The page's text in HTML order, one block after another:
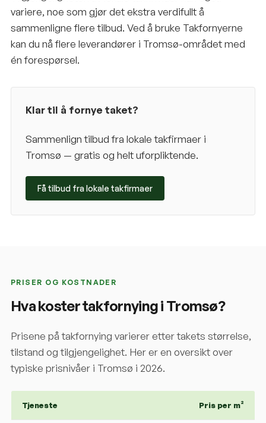
variere, noe som gjør det ekstra verdifullt å
sammenligne flere tilbud. Ved å bruke Takfornyerne
kan du nå flere leverandører i Tromsø-området med
én forespørsel.
Klar til å fornye taket?
Sammenlign tilbud fra lokale takfirmaer i
Tromsø — gratis og helt uforpliktende.
Få tilbud fra lokale takfirmaer
PRISER OG KOSTNADER
Hva koster takfornying i Tromsø?
Prisene på takfornying varierer etter takets størrelse,
tilstand og tilgjengelighet. Her er en oversikt over
typiske prisnivåer i Tromsø i 2026.
Tjeneste Pris per m²